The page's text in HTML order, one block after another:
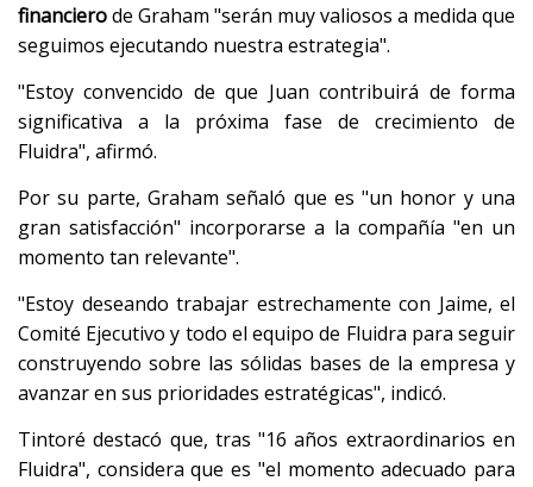
financierode Graham "serán muy valiosos a medida que
seguimos ejecutando nuestra estrategia".
"Estoy convencido de que Juan contribuirá de forma
significativa a la próxima fase de crecimiento de
Fluidra", afirmó.
Por su parte, Graham señaló que es "un honor y una
gran satisfacción" incorporarse a la compañía "en un
momento tan relevante".
"Estoy deseando trabajar estrechamente con Jaime, el
Comité Ejecutivo y todo el equipo de Fluidra para seguir
construyendo sobre las sólidas bases de la empresa y
avanzar en sus prioridades estratégicas", indicó.
Tintoré destacó que, tras "16 años extraordinarios en
Fluidra", considera que es "el momento adecuado para